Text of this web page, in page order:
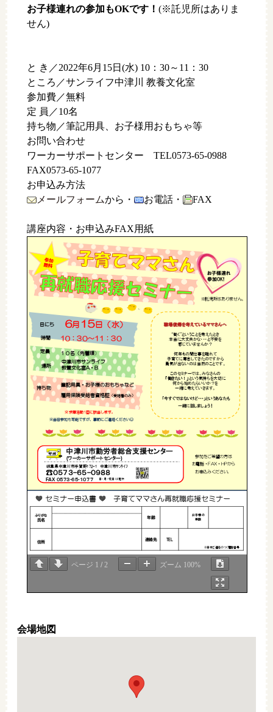
お子様連れの参加もOKです！ (※託児所はありま
せん)
と き／2022年6月15日(水) 10：30～11：30
ところ／サンライフ中津川 教養文化室
参加費／無料
定 員／10名
持ち物／筆記用具、お子様用おもちゃ等
お問い合わせ
ワーカーサポートセンター TEL0573-65-0988
FAX0573-65-1077
お申込み方法
メールフォームから・ お電話・ FAX
講座内容・お申込みFAX用紙
参加をご希望の方は
お電話・ FAX・ HPから
お申込みください。
お子様連れ
参加OK!
※託児所はありません。
ふりがな
氏名
年齢
お子様の
年齢
住所
連絡先 TEL
「今すぐではないけど･･･」というあなたも
一緒に話しましょう！
“働く”ということを考えたとき
本当に大丈夫かな・・・と不安を
感じていませんか？
何年もの間仕事を離れて
子育てに専念してきたのですから
勇気が出ないのは当然のことです。
このセミナーでは、みなさんの
「働きたい！」 という気持ちを大切に
何から始めたらいいか？を
一緒に考えていきます。
※求職活動1 回に該当します。
中津川市勤労者総合支援センター
(ワーカーサポートセンター)
☎０５７３-６５-０９８８
FAX ０５７３-６５-１０７７
岐阜県中津川市手賀野172-1 中津川市ｻﾝﾗｲﾌ
日・月・祝日は定休
場所
中津川市サンライフ
教養文化室A・ B
１０名（先着順）
定員
6月 15日（水）
日にち
10： 3０～11 ：3０
時間
筆記用具・お子様のおもちゃなど
雇用保険受給者資格証（受給者のみ）
持ち物
※当日参加も可能ですが、事前にご連絡ください☺
 セミナー申込書  子育てママさん再就職応援セミナー
※日中ご連絡のつく電話番号
ページ 1 / 2 ズーム 100%
会場地図